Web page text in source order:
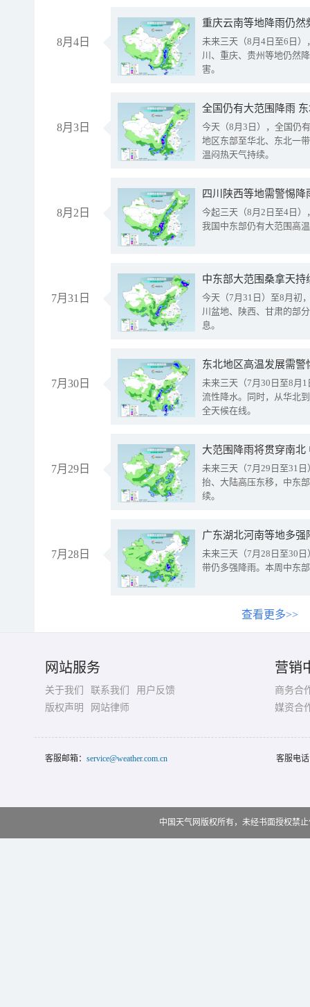
8月4日
重庆云南等地降雨仍然
未来三天（8月4日至6日
川、重庆、贵州等地仍然
害。
8月3日
全国仍有大范围降雨
今天（8月3日），全国仍
地区东部至华北、东北一
温闷热天气持续。
8月2日
今起三天（8月2日至4日
我国中东部仍有大范围高
7月31日
中东部大范围桑拿天
今天（7月31日）至8月初
川盆地、陕西、甘肃的部
息。
7月30日
东北地区高温发展需
未来三天（7月30日至8月
流性降水。同时，从华北
全天候在线。
7月29日
大范围降雨将贯穿南
未来三天（7月29日至31
抬、大陆高压东移，中东
续。
7月28日
广东湖北河南等地多
未来三天（7月28日至30
带仍多强降雨。本周中东
查看更多>>
网站服务
关于我们 联系我们
用户反馈
版权声明
网站律师
营销
商务合
媒资合
客服邮箱： service@weather.com.cn 客服电
中国天气网版权所有，未经书面授权